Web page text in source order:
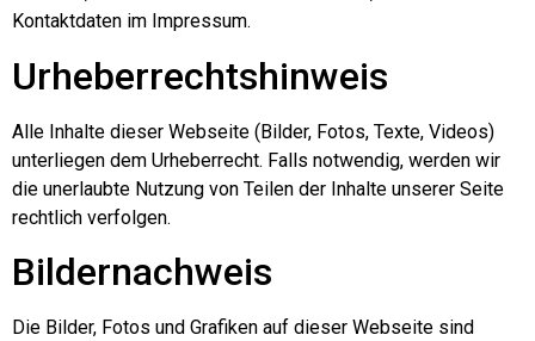
Kontaktdaten im Impressum.
Urheberrechtshinweis
Alle Inhalte dieser Webseite (Bilder, Fotos, Texte, Videos)
unterliegen dem Urheberrecht. Falls notwendig, werden wir
die unerlaubte Nutzung von Teilen der Inhalte unserer Seite
rechtlich verfolgen.
Bildernachweis
Die Bilder, Fotos und Grafiken auf dieser Webseite sind